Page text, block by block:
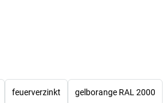
feuerverzinkt gelborange RAL 2000